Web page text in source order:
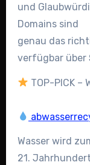
und
Domains sind
genau das
verfügbar über
TOP-PICK –
Wasser wird
21.